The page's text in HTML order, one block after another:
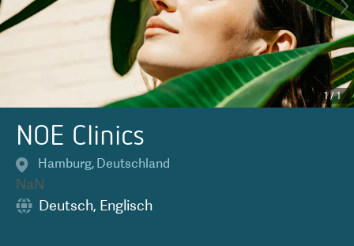
1/1
NOE Clinics
Hamburg, Deutschland
NaN
Deutsch, Englisch